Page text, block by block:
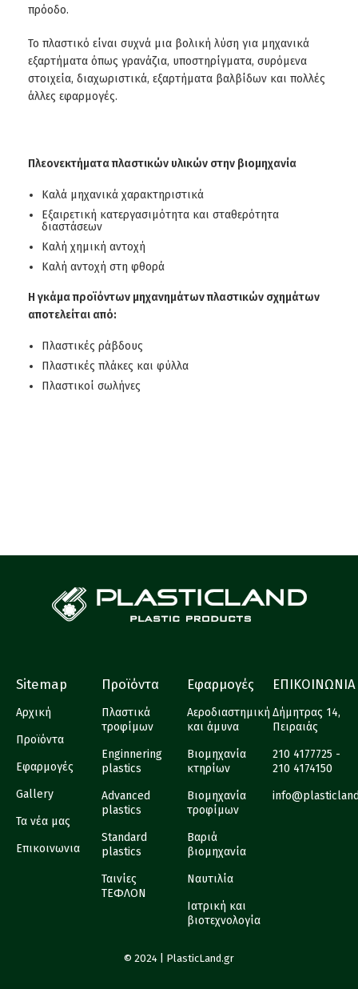
πρόοδο.
Το πλαστικό είναι συχνά μια βολική λύση για μηχανικά
εξαρτήματα όπως γρανάζια, υποστηρίγματα, συρόμενα
στοιχεία, διαχωριστικά, εξαρτήματα βαλβίδων και πολλές
άλλες εφαρμογές.
Πλεονεκτήματα πλαστικών υλικών στην βιομηχανία
Καλά μηχανικά χαρακτηριστικά
Εξαιρετική κατεργασιμότητα και σταθερότητα
διαστάσεων
Καλή χημική αντοχή
Καλή αντοχή στη φθορά
Η γκάμα προϊόντων μηχανημάτων πλαστικών σχημάτων
αποτελείται από:
Πλαστικές ράβδους
Πλαστικές πλάκες και φύλλα
Πλαστικοί σωλήνες
Sitemap
Αρχική
Προϊόντα
Εφαρμογές
Gallery
Τα νέα μας
Επικοινωνια
Προϊόντα
Πλαστικά
τροφίμων
Enginnering
plastics
Advanced
plastics
Standard
plastics
Ταινίες
ΤΕΦΛΟΝ
Εφαρμογές
Αεροδιαστημική
και άμυνα
Βιομηχανία
κτηρίων
Βιομηχανία
τροφίμων
Βαριά
βιομηχανία
Ναυτιλία
Ιατρική και
βιοτεχνολογία
ΕΠΙΚΟΙΝΩΝΙΑ
Δήμητρας 14,
Πειραιάς
210 4177725 -
210 4174150
© 2024 | PlasticLand.gr